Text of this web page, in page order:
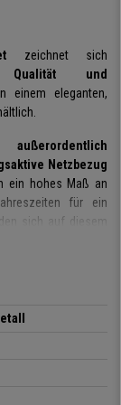
zeichnet sich
und
einem eleganten,
außerordentlich
Netzbezug
ein hohes Maß an
für ein
sich auf diesem
Das
sind mit
bereiten.